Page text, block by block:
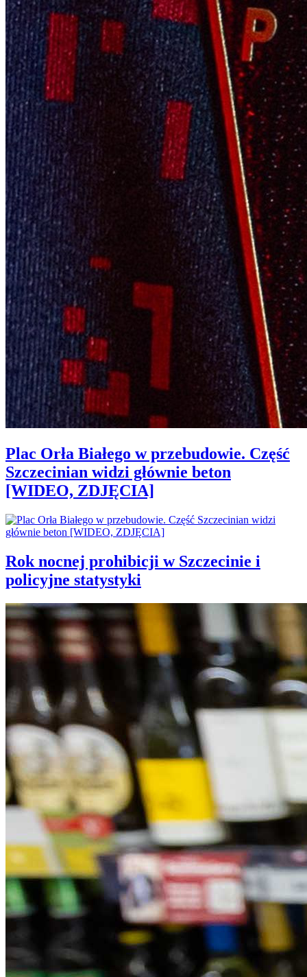
Plac Orła Białego w przebudowie. Część
Szczecinian widzi głównie beton
[WIDEO, ZDJĘCIA]
Rok nocnej prohibicji w Szczecinie i
policyjne statystyki